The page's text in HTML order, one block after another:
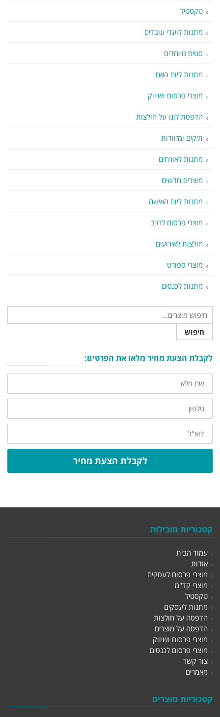
טקסטיל
מתנות לועדי עובדים
סטים מיוחדים
מתנות ליום האם
מוצרי פרסום ושיווק
הדפסת לוגו על חולצות
תיקים ומזוודות
מתנות לאורחים
מוצרים חדשים
מתנות ליום האישה
מוצרי פרסום לרכב
חולצות לאירועים
מוצרי ספורט
מתנות לכנסים
חיפוש
לקבלת הצעת מחיר מלאו את הפרטים:
שם
מלא
טלפון
דוא"ל
לקבלת הצעת מחיר
קטגוריות מובילות
עמוד הבית
אודות
מוצרי פרסום לעסקים
מוצרי קד"מ
טקסטיל
מתנות לעסקים
הדפסה על חולצות
הדפסה על מוצרים
מוצרי פרסום ושיווק
מוצרי פרסום לכנסים
צור קשר
מאמרים
קטגוריות מוצרים